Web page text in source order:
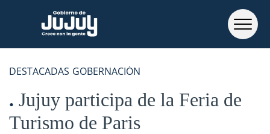
DESTACADAS GOBERNACIÓN
Jujuy participa de la Feria de
Turismo de Paris